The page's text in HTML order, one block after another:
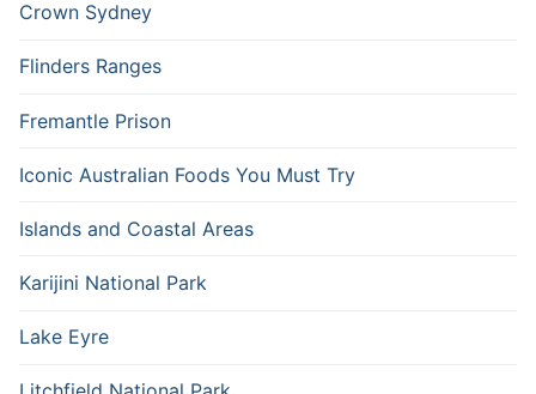
Crown Sydney
Flinders Ranges
Fremantle Prison
Iconic Australian Foods You Must Try
Islands and Coastal Areas
Karijini National Park
Lake Eyre